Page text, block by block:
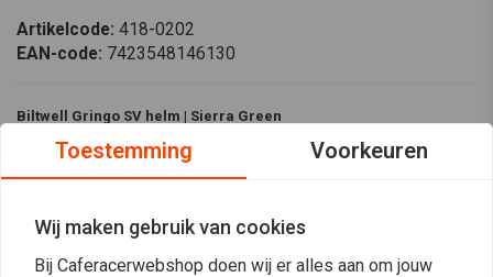
Artikelcode: 418-0202
EAN-code: 7423548146130
Biltwell Gringo SV helm | Sierra Green
De Biltwell Gringo SV helm combineert vintage stijl met moderne
prestaties. Hij is voorzien van een slanke, geventileerde schaal,
wenkbrauwen voor comfort in alle seizoenen. De lichtgewicht ABS-
buitenschaal voldoet aan de DOT- en ECE R22.06-normen en biedt
Toestemming Voorkeuren
Wij maken gebruik van cookies
Bij Caferacerwebshop doen wij er alles aan om jouw